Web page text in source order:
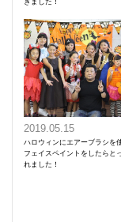
2019.05.15
ハロウィンにエアーブラシを
フェイスペイントをしたらと
れました！